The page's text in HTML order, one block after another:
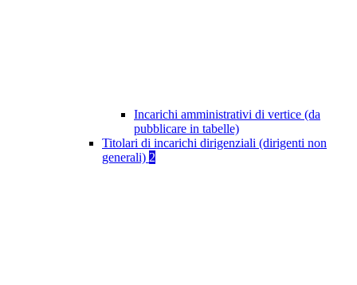
Incarichi amministrativi di vertice (da
pubblicare in tabelle)
Titolari di incarichi dirigenziali (dirigenti non
generali) 2